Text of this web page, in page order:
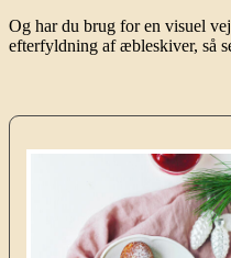
Og har du brug for en visuel
efterfyldning af æbleskiver, så